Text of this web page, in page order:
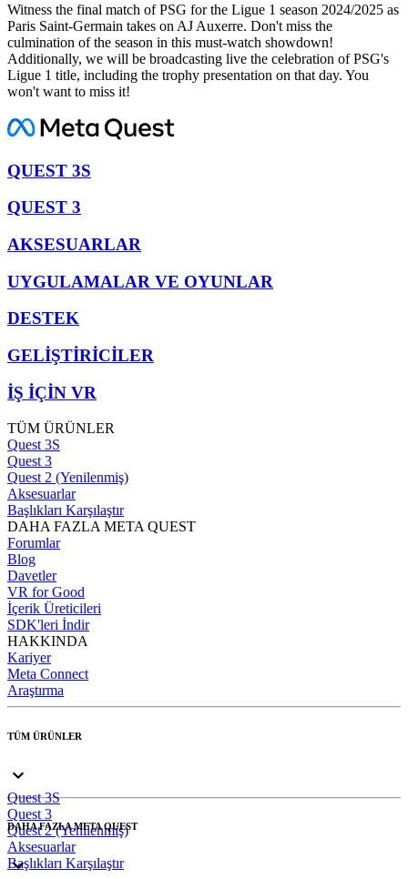
Witness the final match of PSG for the Ligue 1 season 2024/2025 as
Paris Saint-Germain takes on AJ Auxerre. Don't miss the
culmination of the season in this must-watch showdown!
Additionally, we will be broadcasting live the celebration of PSG's
Ligue 1 title, including the trophy presentation on that day. You
won't want to miss it!
QUEST 3S
QUEST 3
AKSESUARLAR
UYGULAMALAR VE OYUNLAR
DESTEK
GELİŞTİRİCİLER
İŞ İÇİN VR
TÜM ÜRÜNLER
Quest 3S
Quest 3
Quest 2 (Yenilenmiş)
Aksesuarlar
Başlıkları Karşılaştır
DAHA FAZLA META QUEST
Forumlar
Blog
Davetler
VR for Good
İçerik Üreticileri
SDK'leri İndir
HAKKINDA
Kariyer
Meta Connect
Araştırma
TÜM ÜRÜNLER
Quest 3S
Quest 3
Quest 2 (Yenilenmiş)
Aksesuarlar
Başlıkları Karşılaştır
DAHA FAZLA META QUEST